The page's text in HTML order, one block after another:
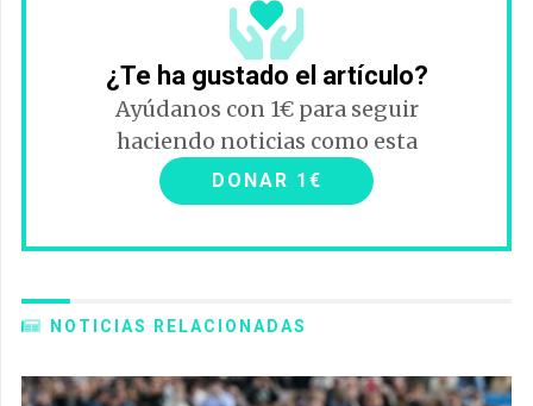
¿Te ha gustado el artículo?
Ayúdanos con 1€ para seguir
haciendo noticias como esta
DONAR 1€
NOTICIAS RELACIONADAS